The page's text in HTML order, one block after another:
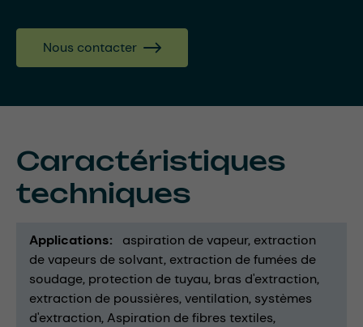
Nous contacter
Caractéristiques
techniques
Applications aspiration de vapeur extraction
de vapeurs de solvant extraction de fumées de
soudage protection de tuyau bras d'extraction
extraction de poussières ventilation systèmes
d'extraction Aspiration de fibres textiles